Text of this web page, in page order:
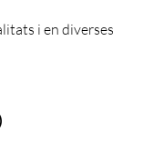
i en diverses